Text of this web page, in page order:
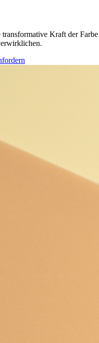
transformative Kraft der